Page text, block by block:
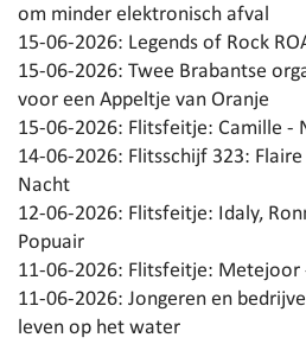
om minder elektronisch afval
15-06-2026: Legends of Rock
15-06-2026: Twee Brabantse
voor een Appeltje van Oranje
15-06-2026: Flitsfeitje: Camille -
14-06-2026: Flitsschijf 323:
Nacht
12-06-2026: Flitsfeitje: Idaly,
Popuair
11-06-2026: Flitsfeitje: Metejoor
11-06-2026: Jongeren en
leven op het water